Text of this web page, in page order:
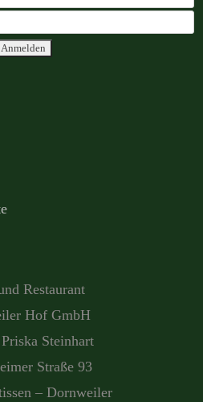
Restaurant
Hof GmbH
Steinhart
Straße 93
– Dornweiler